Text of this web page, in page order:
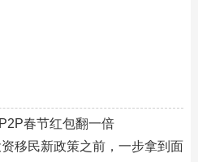
春节红包翻一倍
移民新政策之前，一步拿到面